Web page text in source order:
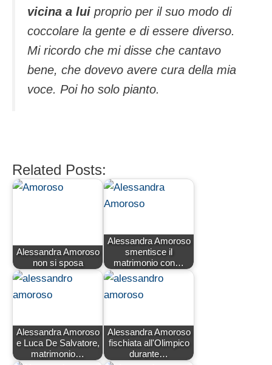
vicina a lui proprio per il suo modo di
coccolare la gente e di essere diverso.
Mi ricordo che mi disse che cantavo
bene, che dovevo avere cura della mia
voce. Poi ho solo pianto.
Related Posts:
Alessandra Amoroso
non si sposa
Alessandra Amoroso
smentisce il
matrimonio con…
Alessandra Amoroso
e Luca De Salvatore,
matrimonio…
Alessandra Amoroso
fischiata all'Olimpico
durante…